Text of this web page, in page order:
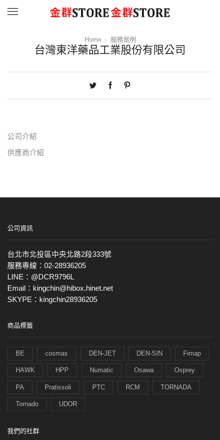
Menu
Home 服務案例
台灣東洋藥品工業股份有限公司
公司介紹
供應商介紹
公司資訊
台北市北投區中央北路2段333號
服務專線：02-28936205
LINE：@DCR9796L
Email：kingchin@hibox.hinet.net
SKYPE：kingchin28936205
商品標籤
BE cosmas DEN-JET DEN-SIN Fimap
HAWK HPP Numatic Osawa Osprey
PA Pratissoli PTC RCM TORNADA
Tornado UDOR
我們的社群